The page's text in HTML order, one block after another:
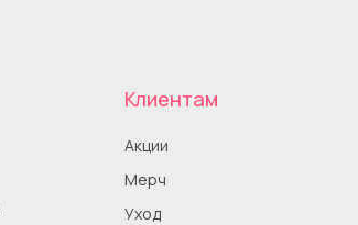
Клиентам
Акции
Уход
Мерч